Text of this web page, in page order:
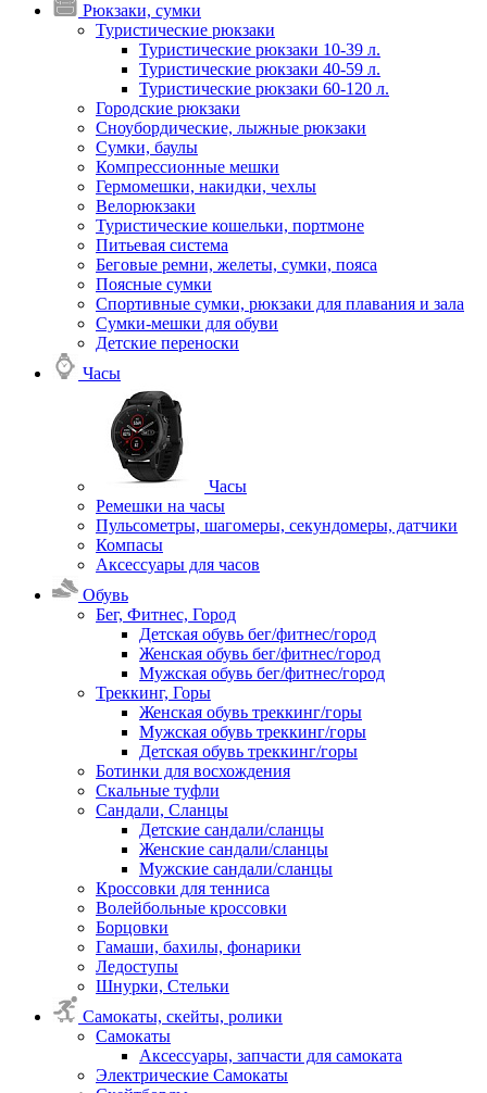
Рюкзаки, сумки
Туристические рюкзаки
Туристические рюкзаки 10-39 л.
Туристические рюкзаки 40-59 л.
Туристические рюкзаки 60-120 л.
Городские рюкзаки
Сноубордические, лыжные рюкзаки
Сумки, баулы
Компрессионные мешки
Гермомешки, накидки, чехлы
Велорюкзаки
Туристические кошельки, портмоне
Питьевая система
Беговые ремни, желеты, сумки, пояса
Поясные сумки
Спортивные сумки, рюкзаки для плавания и зала
Сумки-мешки для обуви
Детские переноски
Часы
Часы
Ремешки на часы
Пульсометры, шагомеры, секундомеры, датчики
Компасы
Аксессуары для часов
Обувь
Бег, Фитнес, Город
Детская обувь бег/фитнес/город
Женская обувь бег/фитнес/город
Мужская обувь бег/фитнес/город
Треккинг, Горы
Женская обувь треккинг/горы
Мужская обувь треккинг/горы
Детская обувь треккинг/горы
Ботинки для восхождения
Скальные туфли
Сандали, Сланцы
Детские сандали/сланцы
Женские сандали/сланцы
Мужские сандали/сланцы
Кроссовки для тенниса
Волейбольные кроссовки
Борцовки
Гамаши, бахилы, фонарики
Ледоступы
Шнурки, Стельки
Самокаты, скейты, ролики
Самокаты
Аксессуары, запчасти для самоката
Электрические Самокаты